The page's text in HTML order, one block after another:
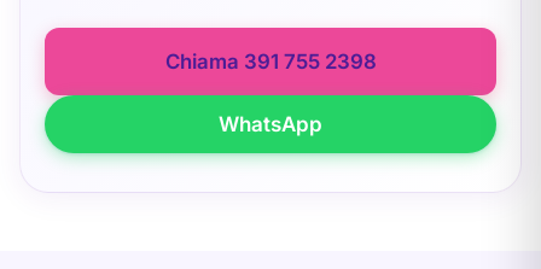
Chiama 391 755 2398
WhatsApp